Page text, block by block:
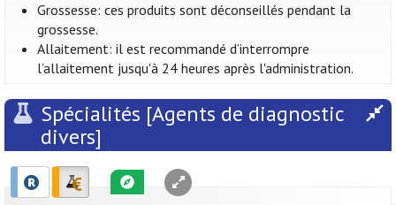
Grossesse: ces produits sont déconseillés pendant la
grossesse.
Allaitement: il est recommandé d’interrompre
l’allaitement jusqu'à 24 heures après l'administration.
Spécialités [Agents de diagnostic
divers]